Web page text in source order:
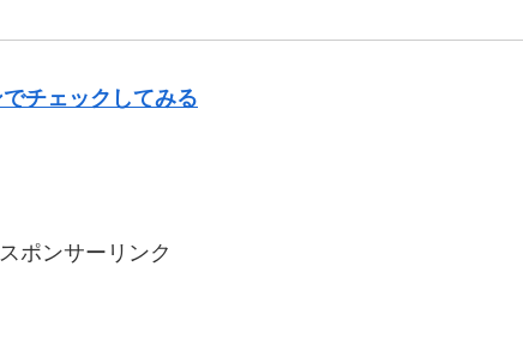
チェックしてみる
スポンサーリンク